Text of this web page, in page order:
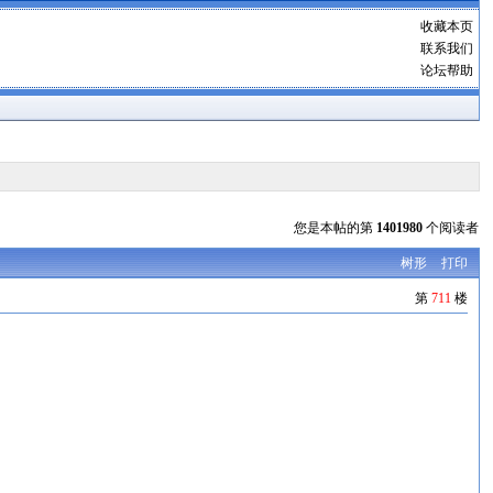
收藏本页
联系我们
论坛帮助
您是本帖的第 1401980个阅读者
树形 打印
第 711楼